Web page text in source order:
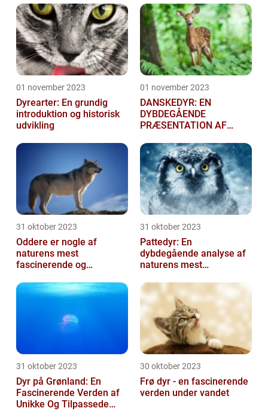
01 november 2023
Dyrearter: En grundig
introduktion og historisk
udvikling
01 november 2023
DANSKEDYR: EN
DYBDEGÅENDE
PRÆSENTATION AF
31 oktober 2023
Oddere er nogle af
naturens mest
fascinerende og
31 oktober 2023
Pattedyr: En
dybdegående analyse af
naturens mest
31 oktober 2023
Dyr på Grønland: En
Fascinerende Verden af
Unikke Og Tilpassede
30 oktober 2023
Frø dyr - en fascinerende
verden under vandet